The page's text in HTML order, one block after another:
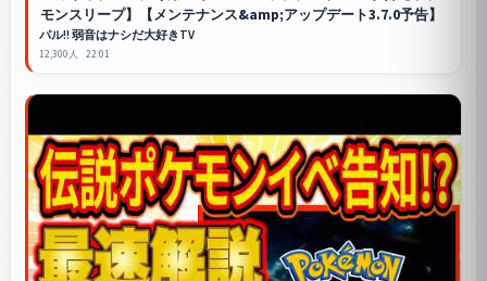
モンスリープ】【メンテナンス&amp;アップデート3.7.0予告】
パル!! 弱音はナシだ大好きTV
12,300人 22:01